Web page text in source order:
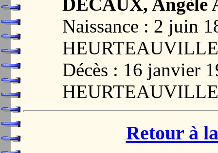
DECAUX, Angèle
Naissance : 2 juin
Décès : 16 janvier
Retour à